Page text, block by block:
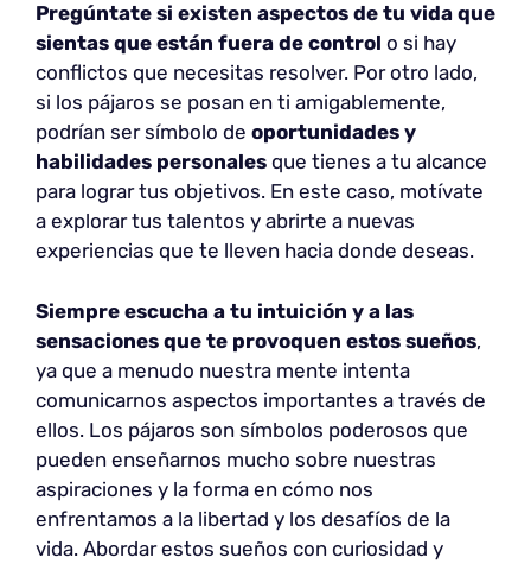
Pregúntate si existen aspectos de tu vida que
sientas que están fuera de control o si hay
conflictos que necesitas resolver. Por otro lado,
si los pájaros se posan en ti amigablemente,
podrían ser símbolo de oportunidades y
habilidades personales que tienes a tu alcance
para lograr tus objetivos. En este caso, motívate
a explorar tus talentos y abrirte a nuevas
experiencias que te lleven hacia donde deseas.
Siempre escucha a tu intuición y a las
sensaciones que te provoquen estos sueños,
ya que a menudo nuestra mente intenta
comunicarnos aspectos importantes a través de
ellos. Los pájaros son símbolos poderosos que
pueden enseñarnos mucho sobre nuestras
aspiraciones y la forma en cómo nos
enfrentamos a la libertad y los desafíos de la
vida. Abordar estos sueños con curiosidad y